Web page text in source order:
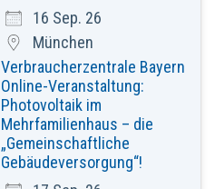
16 Sep. 26
München
Verbraucherzentrale Bayern
Online-Veranstaltung:
Photovoltaik im
Mehrfamilienhaus – die
„Gemeinschaftliche
Gebäudeversorgung“!